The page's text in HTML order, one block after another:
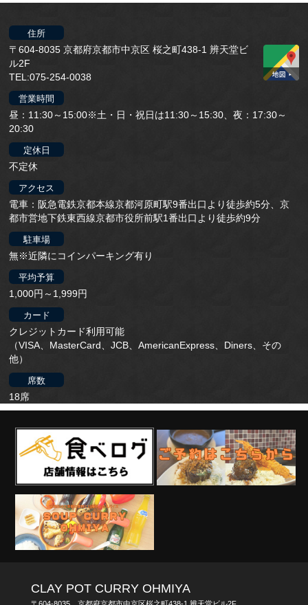
住所
〒604-8035 京都府京都市中京区 桜之町438-1 辨天堂ビ
ル2F
TEL:075-254-0038
営業時間
昼：11:30～15:00※土・日・祝日は11:30～15:30、夜：17:30～
20:30
定休日
不定休
アクセス
電車：阪急電鉄京都本線京都河原町駅9番出口より徒歩約5分、京
都市営地下鉄東西線京都市役所前駅1番出口より徒歩約9分
駐車場
無※近隣にコインパーキング有り
平均予算
1,000円～1,999円
カード
クレジットカード利用可能
（VISA、MasterCard、JCB、AmericanExpress、Diners、その
他）
席数
18席
CLAY POT CURRY OHMIYA